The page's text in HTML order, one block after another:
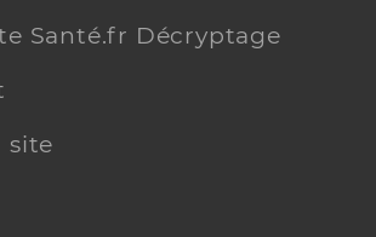
Santé.fr Décryptage
site